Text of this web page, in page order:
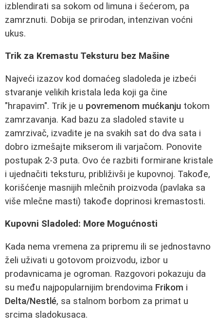
izblendirati sa sokom od limuna i šećerom, pa
zamrznuti. Dobija se prirodan, intenzivan voćni
ukus.
Trik za Kremastu Teksturu bez Mašine
Najveći izazov kod domaćeg sladoleda je izbeći
stvaranje velikih kristala leda koji ga čine
"hrapavim". Trik je u povremenom mućkanju tokom
zamrzavanja. Kad bazu za sladoled stavite u
zamrzivač, izvadite je na svakih sat do dva sata i
dobro izmešajte mikserom ili varjačom. Ponovite
postupak 2-3 puta. Ovo će razbiti formirane kristale
i ujednačiti teksturu, približivši je kupovnoj. Takođe,
korišćenje masnijih mlečnih proizvoda (pavlaka sa
više mlečne masti) takođe doprinosi kremastosti.
Kupovni Sladoled: More Mogućnosti
Kada nema vremena za pripremu ili se jednostavno
želi uživati u gotovom proizvodu, izbor u
prodavnicama je ogroman. Razgovori pokazuju da
su među najpopularnijim brendovima Frikom i
Delta/Nestlé, sa stalnom borbom za primat u
srcima sladokusaca.